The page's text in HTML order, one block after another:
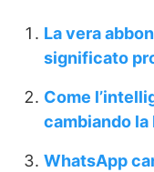
La vera
significato
Come
cambiando la
WhatsApp